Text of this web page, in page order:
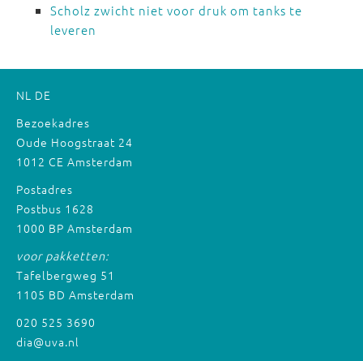
Scholz zwicht niet voor druk om tanks te
leveren
NL DE
Bezoekadres
Oude Hoogstraat 24
1012 CE Amsterdam
Postadres
Postbus 1628
1000 BP Amsterdam
voor pakketten:
Tafelbergweg 51
1105 BD Amsterdam
020 525 3690
dia@uva.nl